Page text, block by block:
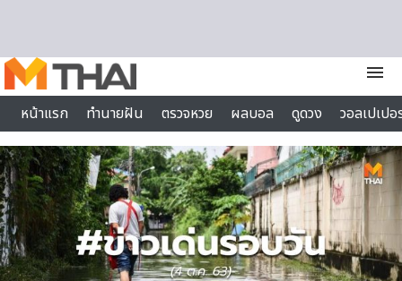
menu
หน้าแรก
ทำนายฝัน ตรวจหวย ผลบอล ดูดวง
วอลเปเป
ไลฟ์สไตล์